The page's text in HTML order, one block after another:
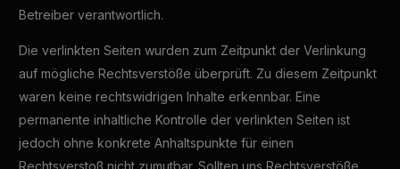
Betreiber verantwortlich.
Die verlinkten Seiten wurden zum Zeitpunkt der Verlinkung
auf mögliche Rechtsverstöße überprüft. Zu diesem Zeitpunkt
waren keine rechtswidrigen Inhalte erkennbar. Eine
permanente inhaltliche Kontrolle der verlinkten Seiten ist
jedoch ohne konkrete Anhaltspunkte für einen
Rechtsverstoß nicht zumutbar. Sollten uns Rechtsverstöße